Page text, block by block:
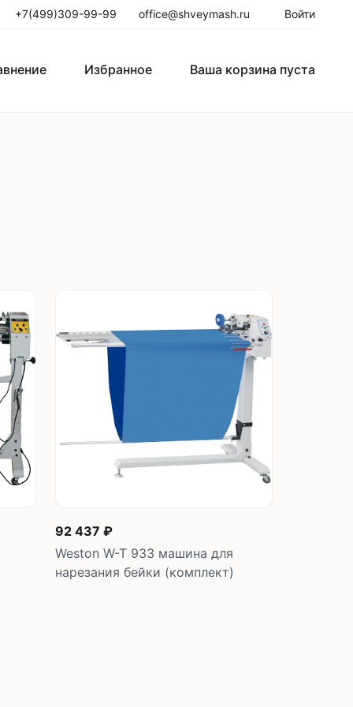
+7(499)309-99-99 office@shveymash.ru Войти
Избранное Ваша корзина пуста
Двигатели для промышленных
швейных машин
Дополнительные устройства для
швейных машин
Grand
Racing
Шаблонные и циклические
машины
92 437 ₽
Weston W-T 933 машина для
нарезания бейки (комплект)